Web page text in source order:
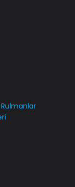
Rulmanlar